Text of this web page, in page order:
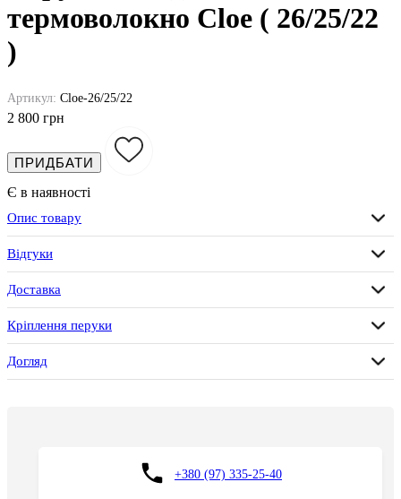
термоволокно Cloe ( 26/25/22
)
Артикул: Cloe-26/25/22
2 800 грн
ПРИДБАТИ
Є в наявності
Опис товару
Відгуки
Доставка
Кріплення перуки
Догляд
+380 (97) 335-25-40